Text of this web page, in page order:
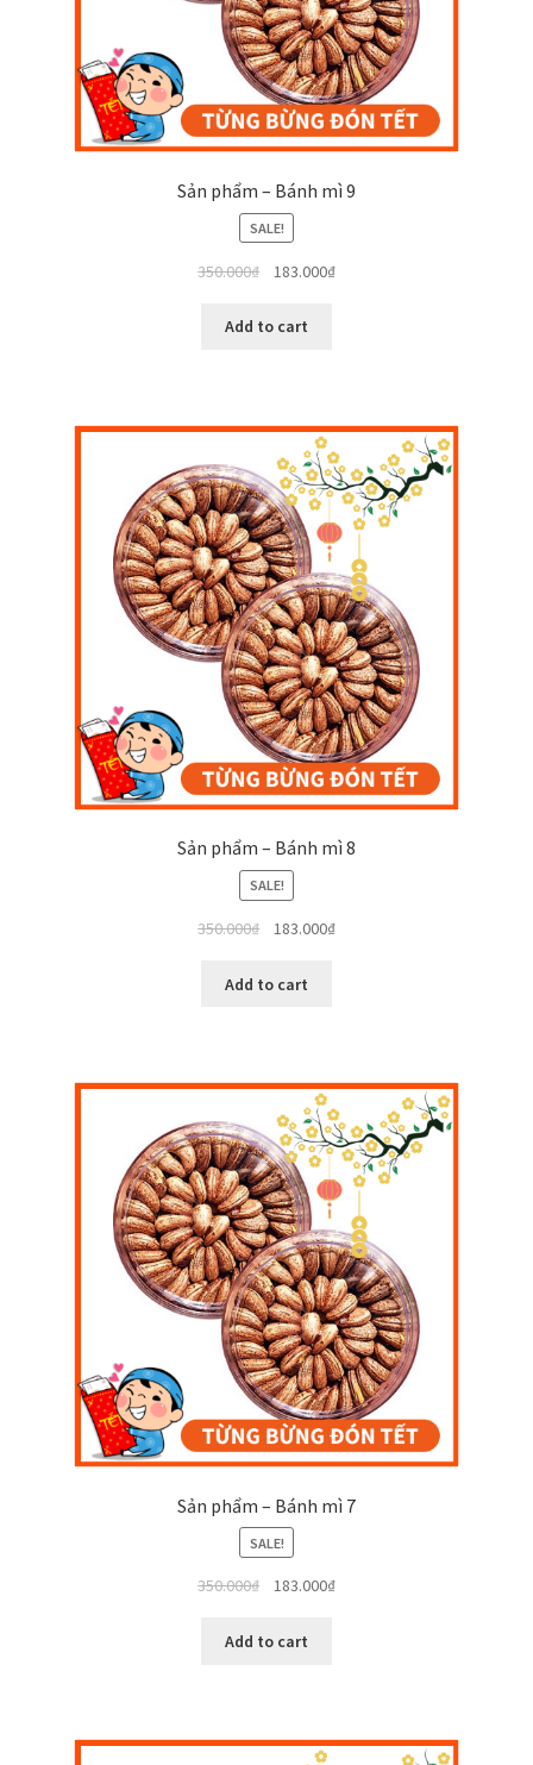
Sản phẩm – Bánh mì 9
SALE!
350.000₫ 183.000₫
Add to cart
Sản phẩm – Bánh mì 8
SALE!
350.000₫ 183.000₫
Add to cart
Sản phẩm – Bánh mì 7
SALE!
350.000₫ 183.000₫
Add to cart